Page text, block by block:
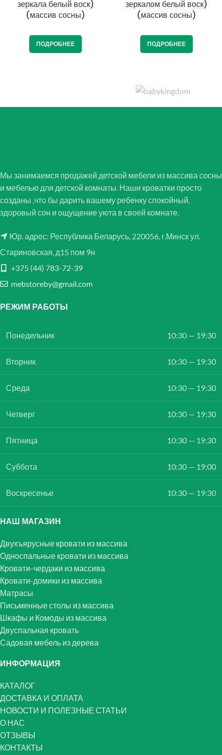
зеркала белый воск)
(массив сосны)
ПОДРОБНЕЕ
зеркалом белый воск)
(массив сосны)
ПОДРОБНЕЕ
Мы занимаемся продажей детской мебели из массива сосны
и мебелью для детской комнаты. Наши кроватки просто
созданы ,что бы дарить вашему ребенку спокойный,
здоровый сон и ощущение уюта в своей комнате.
Юр. адрес: Республика Беларусь, 220056, г.Минск ул.
Стариновская, д15 пом 9н
+375 (44) 783-72-39
mebstoreby@gmail.com
РЕЖИМ РАБОТЫ
Понедельник 10:30 — 19:30
Вторник 10:30 — 19:30
Среда 10:30 — 19:30
Четверг 10:30 — 19:30
Пятница 10:30 — 19:30
Суббота 10:30 — 19:00
Воскресенье 10:30 — 19:30
НАШ МАГАЗИН
Двухъярусные кровати из массива
Односпальные кровати из массива
Кровати-чердаки из массива
Кровати-домики из массива
Матрасы
Письменные столы из массива
Шкафы и Комоды из массива
Двуспальная кровать
Садовая мебель из дерева
ИНФОРМАЦИЯ
КАТАЛОГ
ДОСТАВКА И ОПЛАТА
НОВОСТИ И ПОЛЕЗНЫЕ СТАТЬИ
О НАС
ОТЗЫВЫ
КОНТАКТЫ